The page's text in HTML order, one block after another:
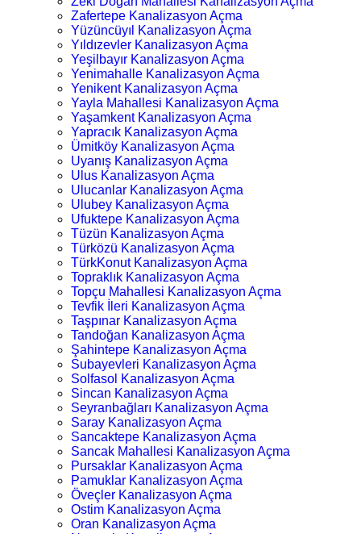
Zafertepe Kanalizasyon Açma
Yüzüncüyıl Kanalizasyon Açma
Yıldızevler Kanalizasyon Açma
Yeşilbayır Kanalizasyon Açma
Yenimahalle Kanalizasyon Açma
Yenikent Kanalizasyon Açma
Yayla Mahallesi Kanalizasyon Açma
Yaşamkent Kanalizasyon Açma
Yapracık Kanalizasyon Açma
Ümitköy Kanalizasyon Açma
Uyanış Kanalizasyon Açma
Ulus Kanalizasyon Açma
Ulucanlar Kanalizasyon Açma
Ulubey Kanalizasyon Açma
Ufuktepe Kanalizasyon Açma
Tüzün Kanalizasyon Açma
Türközü Kanalizasyon Açma
TürkKonut Kanalizasyon Açma
Topraklık Kanalizasyon Açma
Topçu Mahallesi Kanalizasyon Açma
Tevfik İleri Kanalizasyon Açma
Taşpınar Kanalizasyon Açma
Tandoğan Kanalizasyon Açma
Şahintepe Kanalizasyon Açma
Subayevleri Kanalizasyon Açma
Solfasol Kanalizasyon Açma
Sincan Kanalizasyon Açma
Seyranbağları Kanalizasyon Açma
Saray Kanalizasyon Açma
Sancaktepe Kanalizasyon Açma
Sancak Mahallesi Kanalizasyon Açma
Pursaklar Kanalizasyon Açma
Pamuklar Kanalizasyon Açma
Öveçler Kanalizasyon Açma
Ostim Kanalizasyon Açma
Oran Kanalizasyon Açma